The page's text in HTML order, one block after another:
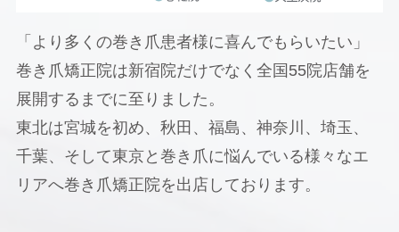
「より多くの巻き爪患者様に喜んでもらいたい」
巻き爪矯正院は新宿院だけでなく全国55院店舗を
展開するまでに至りました。
東北は宮城を初め、秋田、福島、神奈川、埼玉、
千葉、そして東京と巻き爪に悩んでいる様々なエ
リアへ巻き爪矯正院を出店しております。